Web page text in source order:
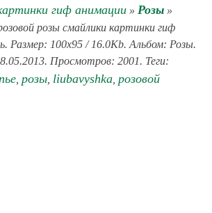
гиф анимации» Розы»
розы смайлики картинки гиф
Размер: 100x95 / 16.0Kb. Альбом: Розы.
Просмотров: 2001. Теги:
, розы, liubavyshka, розовой